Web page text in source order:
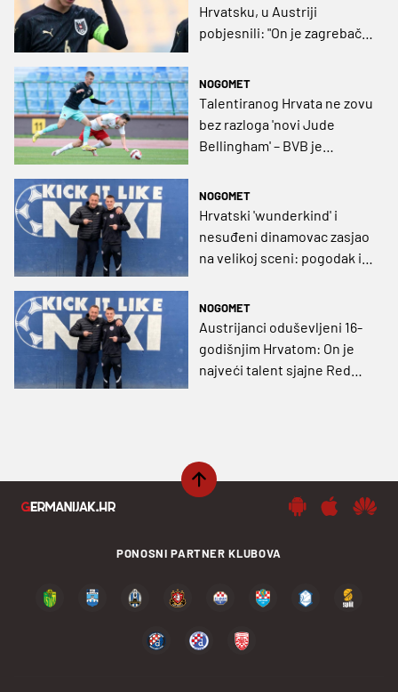
Hrvatsku, u Austriji
pobjesnili: "On je zagrebački
NOGOMET
Talentiranog Hrvata ne zovu
bez razloga 'novi Jude
Bellingham' – BVB je
NOGOMET
Hrvatski 'wunderkind' i
nesuđeni dinamovac zasjao
na velikoj sceni: pogodak i
'razbijanju' Sociedada!
NOGOMET
Austrijanci oduševljeni 16-
godišnjim Hrvatom: On je
najveći talent sjajne Red
PONOSNI PARTNER KLUBOVA